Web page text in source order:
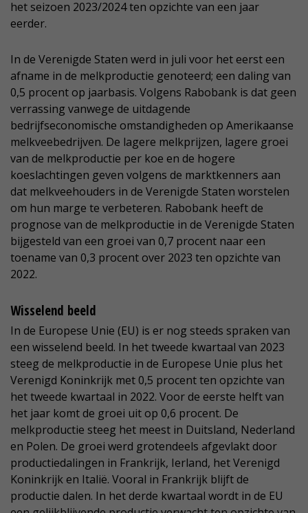
het seizoen 2023/2024 ten opzichte van een jaar
eerder.
In de Verenigde Staten werd in juli voor het eerst een
afname in de melkproductie genoteerd; een daling van
0,5 procent op jaarbasis. Volgens Rabobank is dat geen
verrassing vanwege de uitdagende
bedrijfseconomische omstandigheden op Amerikaanse
melkveebedrijven. De lagere melkprijzen, lagere groei
van de melkproductie per koe en de hogere
koeslachtingen geven volgens de marktkenners aan
dat melkveehouders in de Verenigde Staten worstelen
om hun marge te verbeteren. Rabobank heeft de
prognose van de melkproductie in de Verenigde Staten
bijgesteld van een groei van 0,7 procent naar een
toename van 0,3 procent over 2023 ten opzichte van
2022.
Wisselend beeld
In de Europese Unie (EU) is er nog steeds spraken van
een wisselend beeld. In het tweede kwartaal van 2023
steeg de melkproductie in de Europese Unie plus het
Verenigd Koninkrijk met 0,5 procent ten opzichte van
het tweede kwartaal in 2022. Voor de eerste helft van
het jaar komt de groei uit op 0,6 procent. De
melkproductie steeg het meest in Duitsland, Nederland
en Polen. De groei werd grotendeels afgevlakt door
productiedalingen in Frankrijk, Ierland, het Verenigd
Koninkrijk en Italië. Vooral in Frankrijk blijft de
productie dalen. In het derde kwartaal wordt in de EU